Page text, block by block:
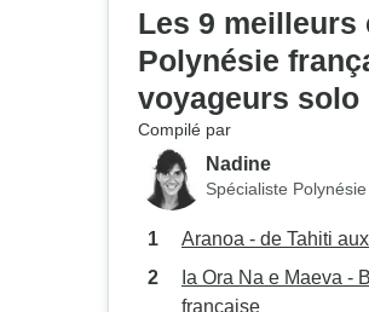
Les 9 meilleurs
Polynésie
voyageurs solo
Compilé par
Nadine
Spécialiste
Aranoa - de Tahiti
Ia Ora Na e Maeva -
française